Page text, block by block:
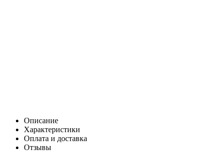
Описание
Характеристики
Оплата и доставка
Отзывы